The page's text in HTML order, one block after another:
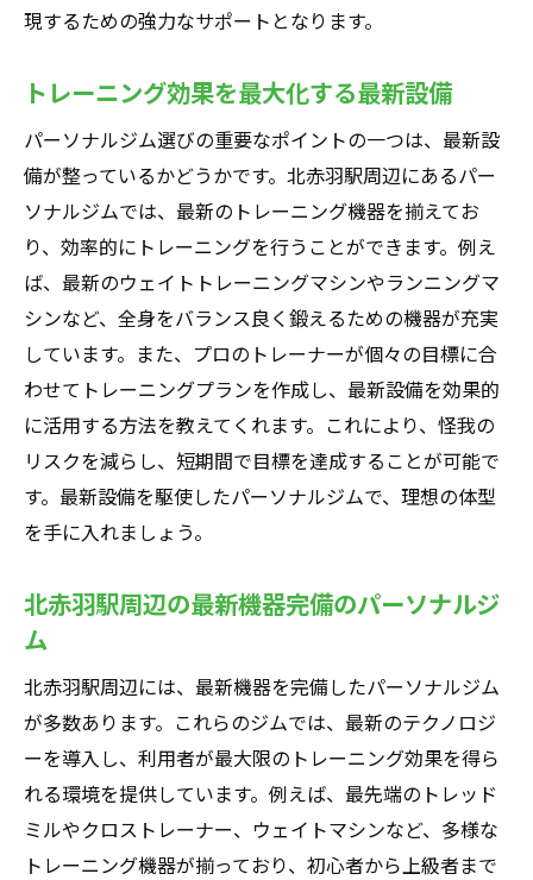
現するための強力なサポートとなります。
トレーニング効果を最大化する最新設備
パーソナルジム選びの重要なポイントの一つは、最新設
備が整っているかどうかです。北赤羽駅周辺にあるパー
ソナルジムでは、最新のトレーニング機器を揃えてお
り、効率的にトレーニングを行うことができます。例え
ば、最新のウェイトトレーニングマシンやランニングマ
シンなど、全身をバランス良く鍛えるための機器が充実
しています。また、プロのトレーナーが個々の目標に合
わせてトレーニングプランを作成し、最新設備を効果的
に活用する方法を教えてくれます。これにより、怪我の
リスクを減らし、短期間で目標を達成することが可能で
す。最新設備を駆使したパーソナルジムで、理想の体型
を手に入れましょう。
北赤羽駅周辺の最新機器完備のパーソナルジ
ム
北赤羽駅周辺には、最新機器を完備したパーソナルジム
が多数あります。これらのジムでは、最新のテクノロジ
ーを導入し、利用者が最大限のトレーニング効果を得ら
れる環境を提供しています。例えば、最先端のトレッド
ミルやクロストレーナー、ウェイトマシンなど、多様な
トレーニング機器が揃っており、初心者から上級者まで